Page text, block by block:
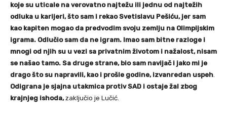
koje su uticale na verovatno najtežu ili jednu od najtežih
odluka u karijeri, što sam i rekao Svetislavu Pešiću, jer sam
kao kapiten mogao da predvodim svoju zemlju na Olimpijskim
igrama. Odlučio sam da ne igram. Imao sam bitne razloge i
mnogi od njih su u vezi sa privatnim životom i nažalost, nisam
se našao tamo. Sa druge strane, bio sam navijač i jako mi je
drago što su napravili, kao i prošle godine, izvanredan uspeh
Odigrana je sjajna utakmica protiv SAD i ostaje žal zbog
krajnjeg ishoda,zaključio je Lučić.